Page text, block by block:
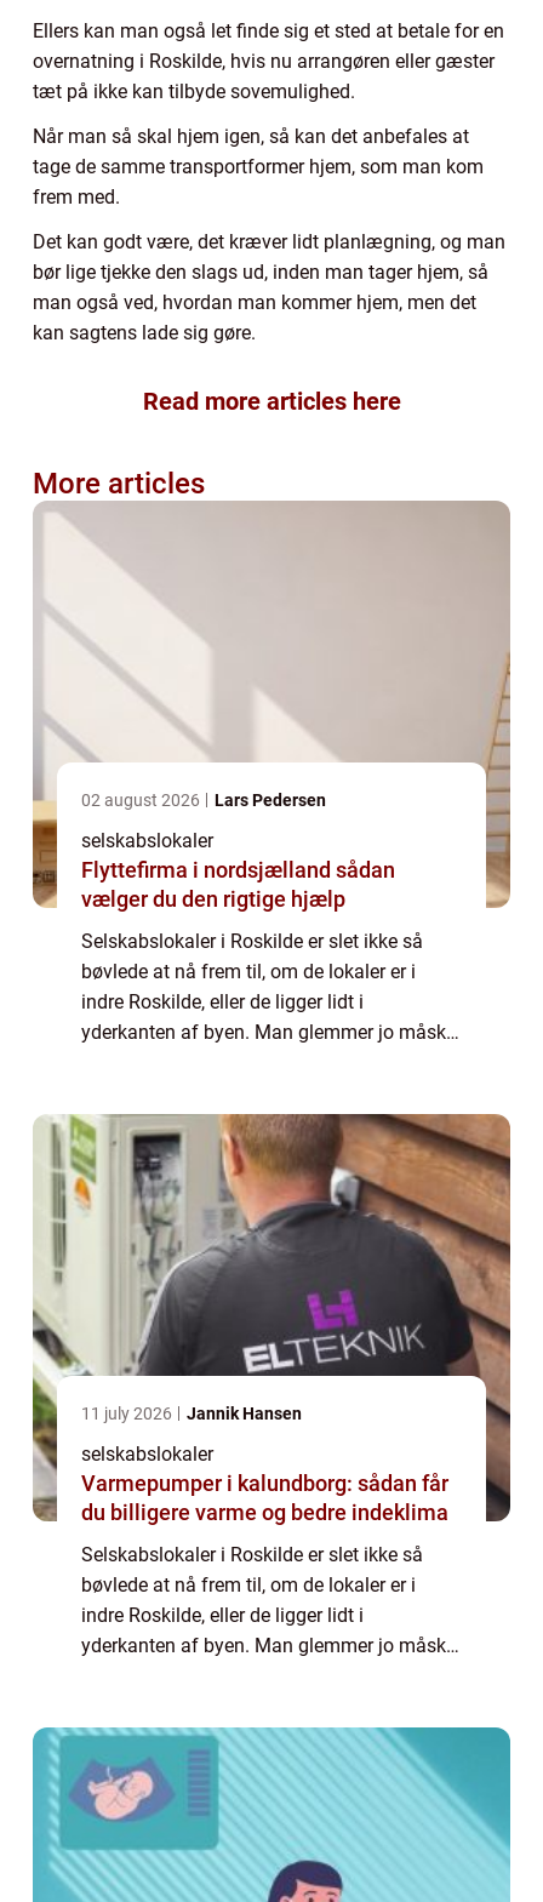
Ellers kan man også let finde sig et sted at betale for en
overnatning i Roskilde, hvis nu arrangøren eller gæster
tæt på ikke kan tilbyde sovemulighed.
Når man så skal hjem igen, så kan det anbefales at
tage de samme transportformer hjem, som man kom
frem med.
Det kan godt være, det kræver lidt planlægning, og man
bør lige tjekke den slags ud, inden man tager hjem, så
man også ved, hvordan man kommer hjem, men det
kan sagtens lade sig gøre.
Read more articles here
More articles
02 august 2026 Lars Pedersen
selskabslokaler
Flyttefirma i nordsjælland sådan
vælger du den rigtige hjælp
Selskabslokaler i Roskilde er slet ikke så
bøvlede at nå frem til, om de lokaler er i
indre Roskilde, eller de ligger lidt i
yderkanten af byen. Man glemmer jo måske
11 july 2026 Jannik Hansen
selskabslokaler
Varmepumper i kalundborg: sådan får
du billigere varme og bedre indeklima
Selskabslokaler i Roskilde er slet ikke så
bøvlede at nå frem til, om de lokaler er i
indre Roskilde, eller de ligger lidt i
yderkanten af byen. Man glemmer jo måske